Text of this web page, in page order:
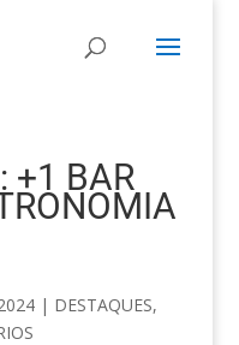
+1 BAR
| DESTAQUES,